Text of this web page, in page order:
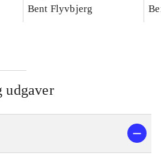
konkretes videnskab
Bent Flyvbjerg
udgaver